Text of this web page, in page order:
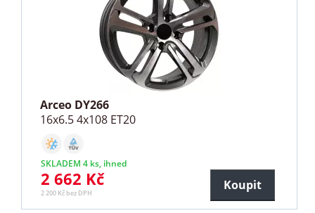
Arceo DY266
16x6.5 4x108 ET20
SKLADEM 4 ks, ihned
2 662 Kč
2 200 Kč bez DPH
Koupit